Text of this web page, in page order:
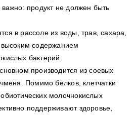
продукт не должен быть
в рассоле из воды, трав, сахара,
содержанием
бактерий.
производится из соевых
Помимо белков, клетчатки
молочнокислых
поддерживают здоровье,